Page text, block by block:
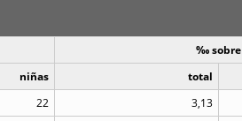
‰ sobre
niñas total
22 3,13